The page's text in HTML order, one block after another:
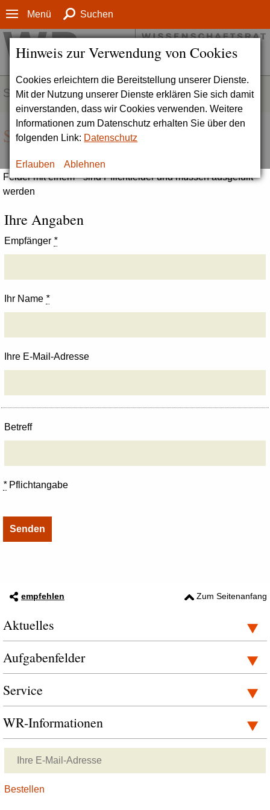
Hinweis zur Verwendung von Cookies
Cookies erleichtern die Bereitstellung unserer Dienste.
Mit der Nutzung unserer Dienste erklären Sie sich damit
einverstanden, dass wir Cookies verwenden. Weitere
Informationen zum Datenschutz erhalten Sie über den
folgenden Link: Datenschutz
Erlauben Ablehnen
Menü Suchen
SERVICE
Seite empfehlen
Felder mit einem * sind Pflichtfelder und müssen ausgefüllt
werden
Ihre Angaben
Empfänger *
Ihr Name *
Ihre E-Mail-Adresse
Betreff
*Pflichtangabe
empfehlen Zum Seitenanfang
Aktuelles
Aufgabenfelder
Service
WR-Informationen